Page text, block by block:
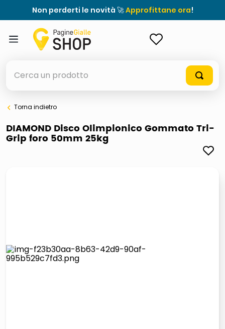
Non perderti le novità 🚀Approfittane ora!
elenchi telefonici
orologio parete
pattumiera raccolta differenziata
Torna indietro
DIAMOND Disco Olimpionico Gommato Tri-
Grip foro 50mm 25kg